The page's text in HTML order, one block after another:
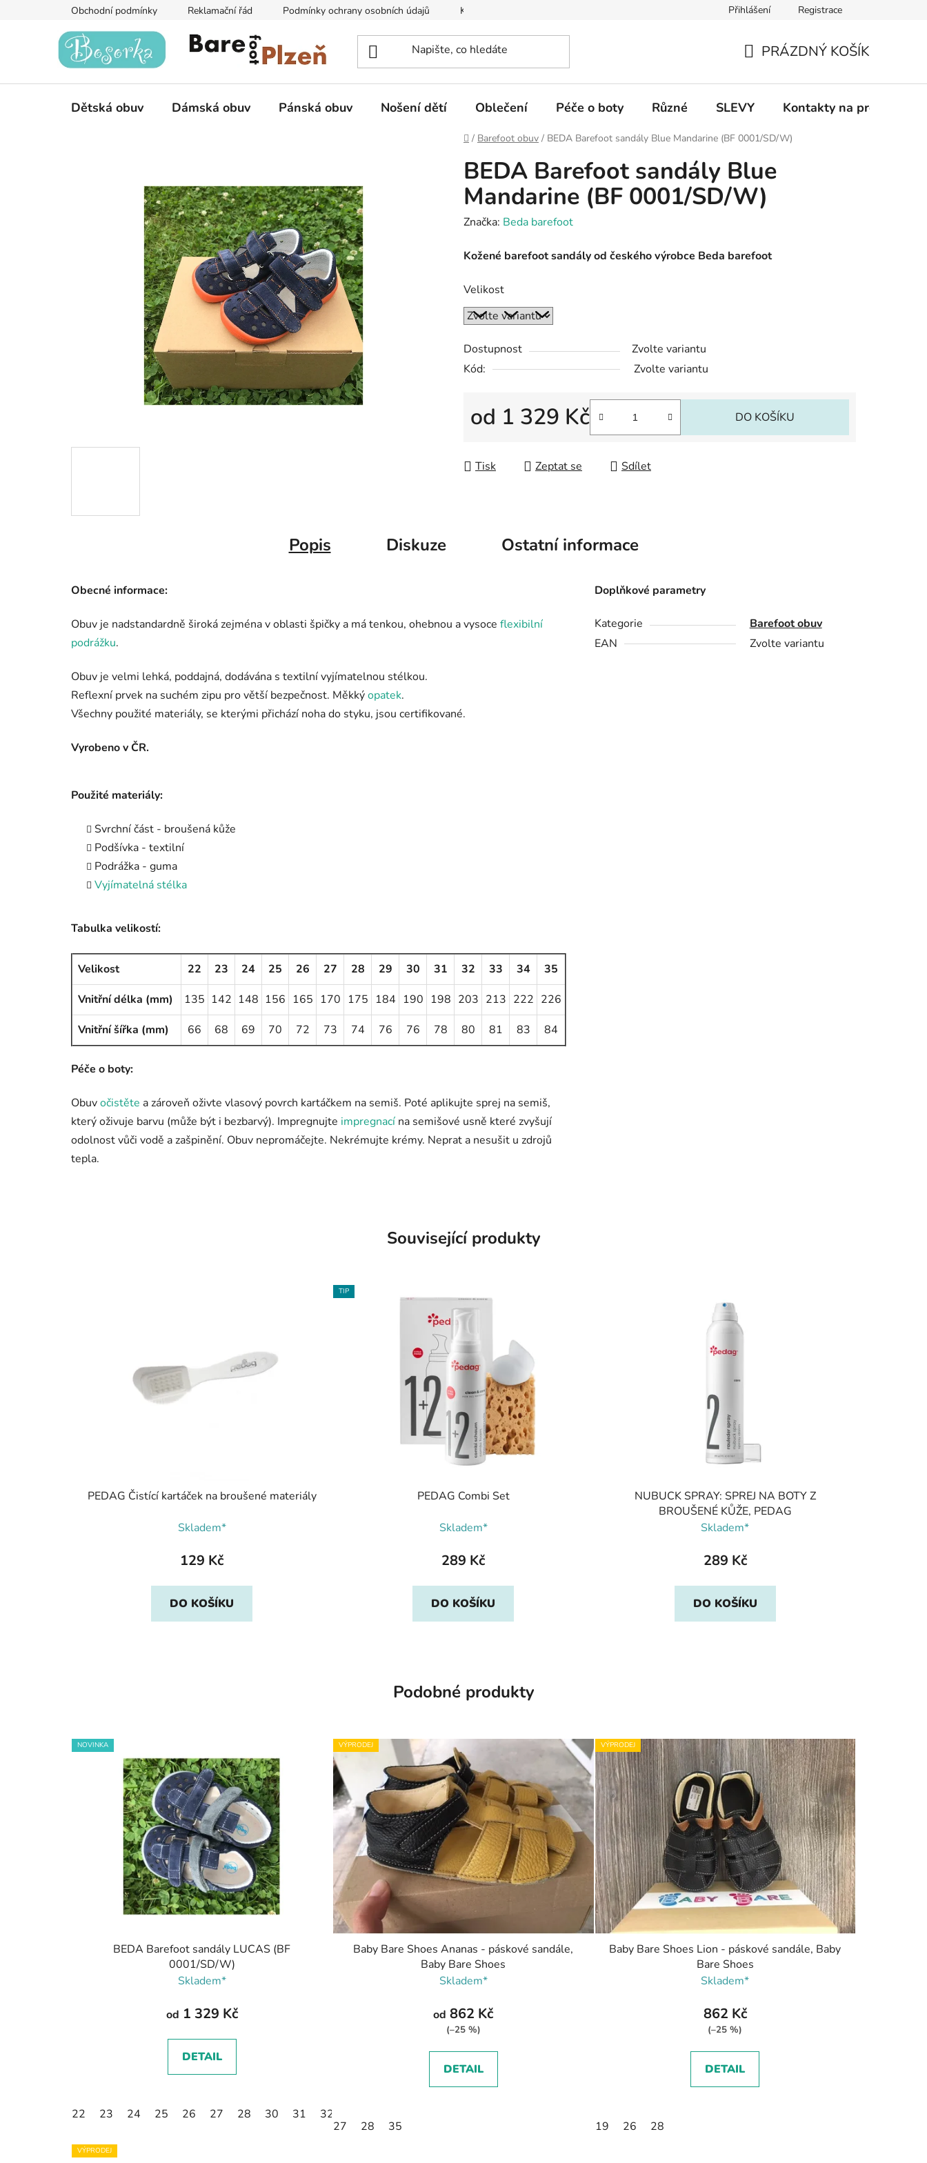
Obchodní podmínky Reklamační řád Podmínky ochrany osobních údajů Kontakty na prodejny Informace k on-line platbám Odstoupení od
Přihlášení Registrace
KOŠÍK
PRÁZDNÝ KOŠÍK
Dětská obuv Dámská obuv Pánská obuv Nošení dětí Oblečení Péče o boty Různé SLEVY Kontakty na prodejny
Domů
/ Barefoot obuv / BEDA Barefoot sandály Blue Mandarine (BF 0001/SD/W)
BEDA Barefoot sandály Blue
Mandarine (BF 0001/SD/W)
Značka: Beda barefoot
Kožené barefoot sandály od českého výrobce Beda barefoot
Velikost
Dostupnost
Zvolte variantu
Kód:
Zvolte variantu
od 1 329 Kč DO KOŠÍKU
Tisk Zeptat se Sdílet
Popis Diskuze Ostatní informace
Obecné informace:
Obuv je nadstandardně široká zejména v oblasti špičky a má tenkou, ohebnou a vysoce flexibilní
podrážku.
Obuv je velmi lehká, poddajná, dodávána s textilní vyjímatelnou stélkou.
Reflexní prvek na suchém zipu pro větší bezpečnost. Měkkýopatek.
Všechny použité materiály, se kterými přichází noha do styku, jsou certifikované.
Vyrobeno v ČR.
Použité materiály:
Svrchní část - broušená kůže
Podšívka - textilní
Podrážka - guma
Vyjímatelná stélka
Tabulka velikostí:
Velikost 22 23 24 25 26 27 28 29 30 31 32 33 34
35
Vnitřní délka (mm)
135 142 148 156 165 170 175 184 190 198 203 213 222 226
Vnitřní šířka (mm)
66 68 69 70 72 73 74 76 76 78 80 81 83 84
Péče o boty:
Obuvočistěte a zároveň oživte vlasový povrch kartáčkem na semiš. Poté aplikujte sprej na semiš,
který oživuje barvu (může být i bezbarvý). Impregnujte impregnací na semišové usně které zvyšují
odolnost vůči vodě a zašpinění. Obuv nepromáčejte. Nekrémujte krémy. Neprat a nesušit u zdrojů
tepla.
Doplňkové parametry
Kategorie
Barefoot obuv
EAN
Zvolte variantu
Související produkty
PEDAG Čistící kartáček na broušené materiály
Skladem*
129 Kč
DO KOŠÍKU
TIP
PEDAG Combi Set
Skladem*
289 Kč
DO KOŠÍKU
NUBUCK SPRAY: SPREJ NA BOTY Z
BROUŠENÉ KŮŽE, PEDAG
Skladem*
289 Kč
DO KOŠÍKU
Podobné produkty
NOVINKA
BEDA Barefoot sandály LUCAS (BF
0001/SD/W)
Skladem*
od 1 329 Kč
DETAIL
22 23 24 25 26 27 28 30 31 32
VÝPRODEJ
Baby Bare Shoes Ananas - páskové sandále,
Baby Bare Shoes
Skladem*
od 862 Kč
(–25 %)
DETAIL
27 28 35
VÝPRODEJ
Baby Bare Shoes Lion - páskové sandále, Baby
Bare Shoes
Skladem*
862 Kč
(–25 %)
DETAIL
19 26 28
VÝPRODEJ